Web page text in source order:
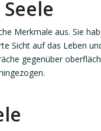
Merkmale aus. Sie
Sicht auf das Leben
gegenüber